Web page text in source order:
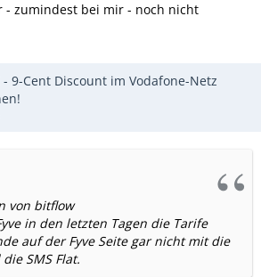
- zumindest bei mir - noch nicht
- 9-Cent Discount im Vodafone-Netz
von bitflow
in den letzten Tagen die Tarife
auf der Fyve Seite gar nicht mit die
SMS Flat.